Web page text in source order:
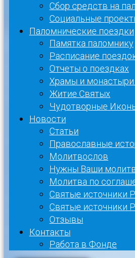
Сбор средств на
Социальные
Паломнические поездки
Памятка паломнику
Расписание
Отчеты о поездках
Храмы и
Житие Святых
Чудотворные
Новости
Статьи
Православные
Молитвослов
Нужны Ваши
Молитва по
Святые источники
Святые источники
Отзывы
Контакты
Работа в Фонде